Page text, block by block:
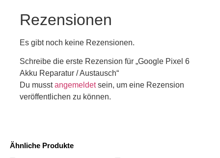
Ähnliche Produkte
Rezensionen
Es gibt noch keine Rezensionen.
Schreibe die erste Rezension für „Google Pixel 6
Akku Reparatur / Austausch“
Du musstangemeldetsein, um eine Rezension
veröffentlichen zu können.